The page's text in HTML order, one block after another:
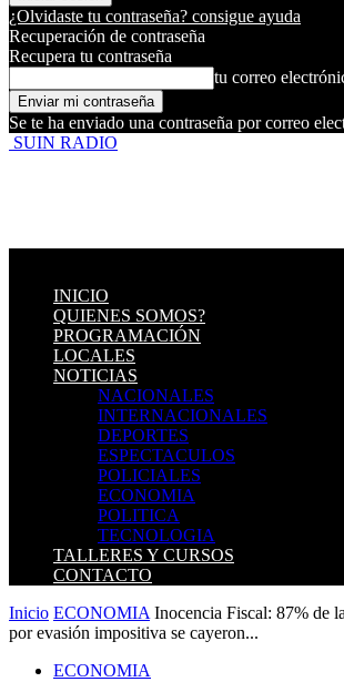
¿Olvidaste tu contraseña? consigue ayuda
Recuperación de contraseña
Recupera tu contraseña
tu correo
Se te ha enviado una contraseña por correo
SUIN RADIO
INICIO
QUIENES SOMOS?
PROGRAMACIÓN
LOCALES
NOTICIAS
NACIONALES
INTERNACIONALES
DEPORTES
ESPECTACULOS
POLICIALES
ECONOMIA
POLITICA
TECNOLOGIA
TALLERES Y CURSOS
CONTACTO
Inicio ECONOMIA Inocencia Fiscal: 87% de
por evasión impositiva se cayeron...
ECONOMIA